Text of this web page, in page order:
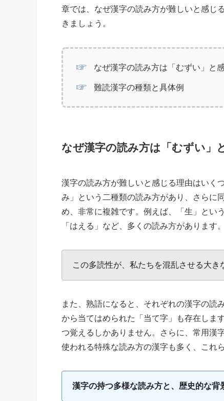
章では、なぜ漢字の読み方が難しいと感じ
きましょう。
なぜ漢字の読み方は「むずい」と
難読漢字の種類と具体例
なぜ漢字の読み方は「むずい」
漢字の読み方が難しいと感じる理由はいく
み」という二種類の読み方があり、さらに
め、非常に複雑です。例えば、「生」とい
「はえる」など、多くの読み方があります。
この多読性が、私たちを混乱させる大き
また、熟語になると、それぞれの漢字の読
から当てはめられた「当て字」も存在しま
つ覚えるしかありません。さらに、常用漢
使われる特殊な読み方の漢字も多く、これ
漢字の持つ多様な読み方と、歴史的な背